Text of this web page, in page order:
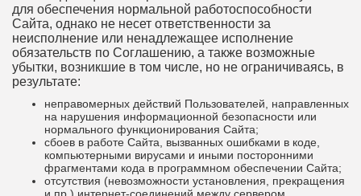
для обеспечения нормальной работоспособности
Сайта, однако не несет ответственности за
неисполнение или ненадлежащее исполнение
обязательств по Соглашению, а также возможные
убытки, возникшие в том числе, но не ограничиваясь, в
результате:
неправомерных действий Пользователей, направленных
на нарушения информационной безопасности или
нормального функционирования Сайта;
сбоев в работе Сайта, вызванных ошибками в коде,
компьютерными вирусами и иными посторонними
фрагментами кода в программном обеспечении Сайта;
отсутствия (невозможности установления, прекращения